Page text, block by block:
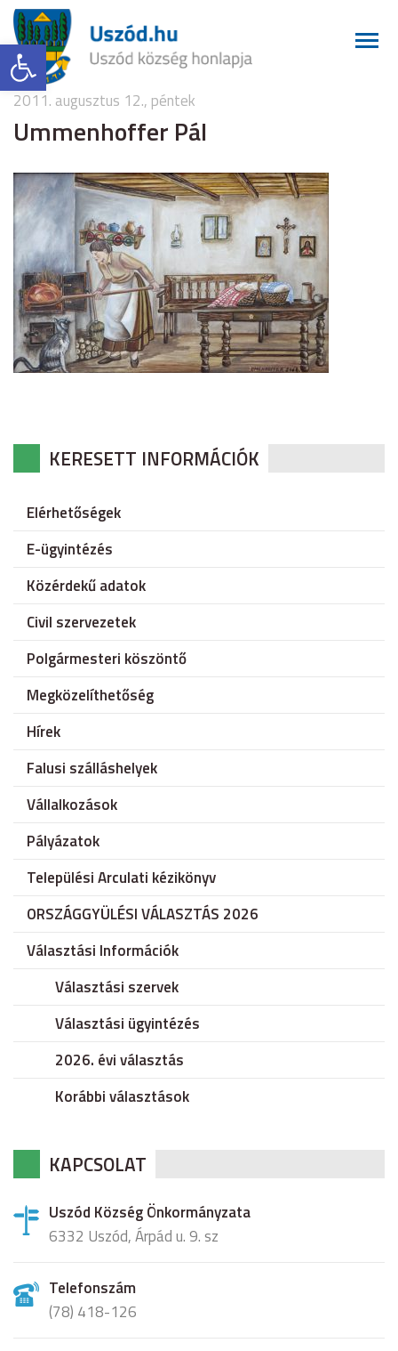
Eszköztár megnyitása
2011. augusztus 12., péntek
Ummenhoffer Pál
KERESETT INFORMÁCIÓK
Elérhetőségek
E-ügyintézés
Közérdekű adatok
Civil szervezetek
Polgármesteri köszöntő
Megközelíthetőség
Hírek
Falusi szálláshelyek
Vállalkozások
Pályázatok
Települési Arculati kézikönyv
ORSZÁGGYÜLÉSI VÁLASZTÁS 2026
Választási Információk
Választási szervek
Választási ügyintézés
2026. évi választás
Korábbi választások
KAPCSOLAT
Uszód Község Önkormányzata
6332 Uszód, Árpád u. 9. sz
Telefonszám
(78) 418-126